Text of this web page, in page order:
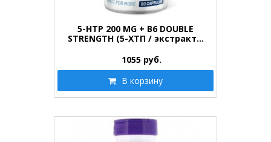
5-HTP 200 MG + B6 DOUBLE
STRENGTH (5-ХТП / экстракт…
1055 руб.
В корзину